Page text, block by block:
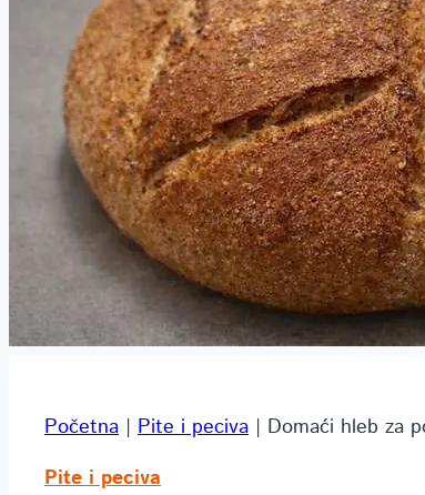
Početna | Pite i peciva | Domaći hleb za
Pite i peciva